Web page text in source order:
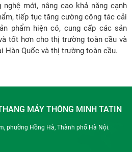
mới, nâng cao khả năng cạnh
tiếp tục tăng cường công tác cải
phẩm hiện có, cung cấp các sản
tốt hơn cho thị trường toàn cầu và
Hàn Quốc và thị trường toàn cầu.
MÁY THÔNG MINH TATIN
phường Hồng Hà, Thành phố Hà Nội.